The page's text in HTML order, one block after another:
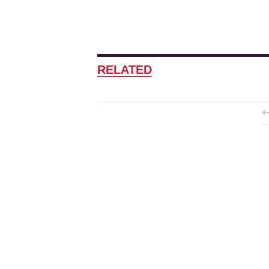
RELATED